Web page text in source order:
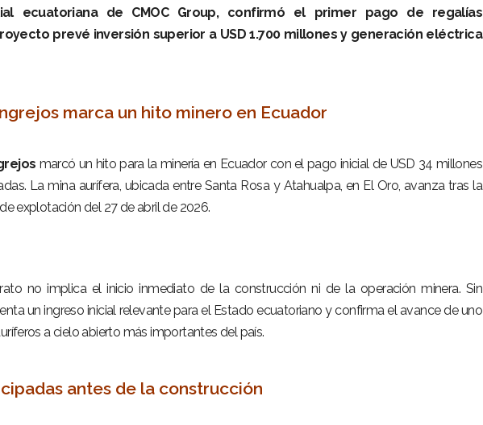
ecuatoriana de CMOC Group, confirmó el primer pago de regalías
prevé inversión superior a USD 1.700 millones y generación eléctrica
marca un hito minero en Ecuador
marcó un hito para la minería en Ecuador con el pago inicial de USD 34 millones
La mina aurífera, ubicada entre Santa Rosa y Atahualpa, en El Oro, avanza tras la
explotación del 27 de abril de 2026.
no implica el inicio inmediato de la construcción ni de la operación minera. Sin
un ingreso inicial relevante para el Estado ecuatoriano y confirma el avance de uno
a cielo abierto más importantes del país.
antes de la construcción